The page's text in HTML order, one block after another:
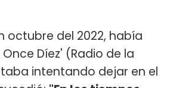
octubre del 2022, había
Díez' (Radio de la
intentando dejar en el